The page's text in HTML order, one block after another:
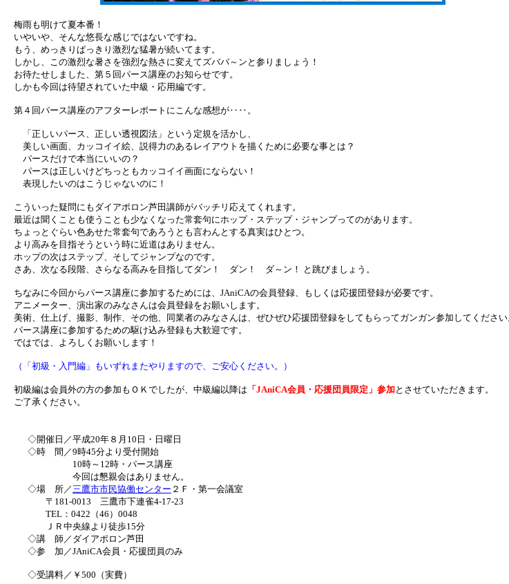
梅雨も明けて夏本番！
いやいや、そんな悠長な感じではないですね。
もう、めっきりぱっきり激烈な猛暑が続いてます。
しかし、この激烈な暑さを強烈な熱さに変えてズババ～ンと参りましょう！
お待たせしました、第５回パース講座のお知らせです。
しかも今回は待望されていた中級・応用編です。
第４回パース講座のアフターレポートにこんな感想が‥‥。
「正しいパース、正しい透視図法」という定規を活かし、
美しい画面、カッコイイ絵、説得力のあるレイアウトを描くために必要な事とは？
パースだけで本当にいいの？
パースは正しいけどちっともカッコイイ画面にならない！
表現したいのはこうじゃないのに！
こういった疑問にもダイアポロン芦田講師がバッチリ応えてくれます。
最近は聞くことも使うことも少なくなった常套句にホップ・ステップ・ジャンプってのがあります。
ちょっとぐらい色あせた常套句であろうとも言わんとする真実はひとつ。
より高みを目指そうという時に近道はありません。
ホップの次はステップ、そしてジャンプなのです。
さあ、次なる段階、さらなる高みを目指してダン！ ダン！ ダ～ン！ と跳びましょう。
ちなみに今回からパース講座に参加するためには、JAniCAの会員登録、もしくは応援団登録が必要です。
アニメーター、演出家のみなさんは会員登録をお願いします。
美術、仕上げ、撮影、制作、その他、同業者のみなさんは、ぜひぜひ応援団登録をしてもらってガンガン参加してください
パース講座に参加するための駆け込み登録も大歓迎です。
ではでは、よろしくお願いします！
（「初級・入門編」もいずれまたやりますので、ご安心ください。）
初級編は会員外の方の参加もＯＫでしたが、中級編以降は 「JAniCA会員・応援団員限定」参加とさせていただきます。
ご了承ください。
◇開催日／平成20年８月10日・日曜日
◇時 間／9時45分より受付開始
10時～12時・パース講座
今回は懇親会はありません。
◇場 所／三鷹市市民協働センター ２Ｆ・第一会議室
〒181-0013 三鷹市下連雀4-17-23
TEL：0422（46）0048
ＪＲ中央線より徒歩15分
◇講 師／ダイアポロン芦田
◇参 加／JAniCA会員・応援団員のみ
◇受講料／￥500（実費）